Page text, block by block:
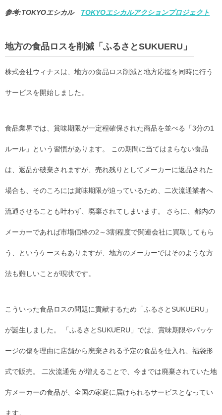
参考:TOKYOエシカル TOKYOエシカルアクションプロジェクト
地方の食品ロスを削減「ふるさとSUKUERU」
株式会社ウィナスは、地方の食品ロス削減と地方応援を同時に行う
サービスを開始しました。
食品業界では、賞味期限が一定程確保された商品を並べる「3分の1
ルール」という習慣があります。 この期間に当てはまらない食品
は、返品か破棄されますが、売れ残りとしてメーカーに返品された
場合も、そのころには賞味期限が迫っているため、二次流通業者へ
流通させることも叶わず、廃棄されてしまいます。 さらに、都内の
メーカーであれば市場価格の2～3割程度で関連会社に買取してもら
う、というケースもありますが、地方のメーカーではそのような方
法も難しいことが現状です。
こういった食品ロスの問題に貢献するため「ふるさとSUKUERU」
が誕生しました。 「ふるさとSUKUERU」では、賞味期限やパッケ
ージの傷を理由に店舗から廃棄される予定の食品を仕入れ、福袋形
式で販売。 二次流通先 が増えることで、今までは廃棄されていた地
方メーカーの食品が、全国の家庭に届けられるサービスとなってい
ます。